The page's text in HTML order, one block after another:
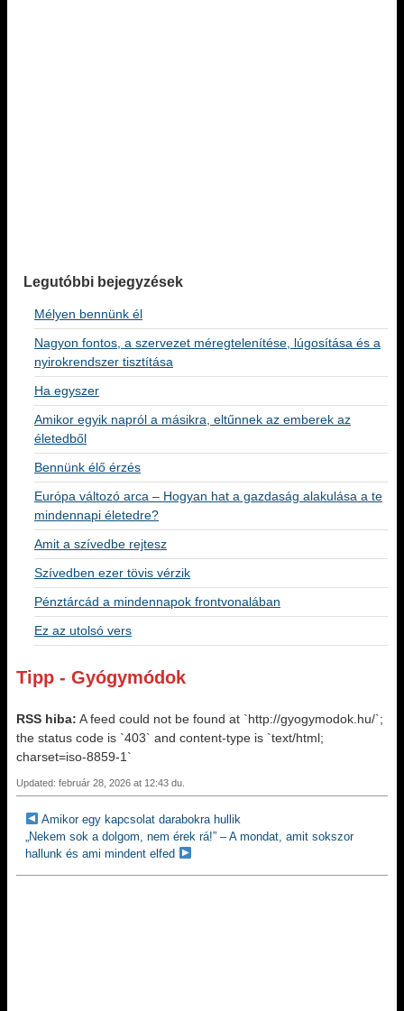
Legutóbbi bejegyzések
Mélyen bennünk él
Nagyon fontos, a szervezet méregtelenítése, lúgosítása és a
nyirokrendszer tisztítása
Ha egyszer
Amikor egyik napról a másikra, eltűnnek az emberek az
életedből
Bennünk élő érzés
Európa változó arca – Hogyan hat a gazdaság alakulása a te
mindennapi életedre?
Amit a szívedbe rejtesz
Szívedben ezer tövis vérzik
Pénztárcád a mindennapok frontvonalában
Ez az utolsó vers
Tipp - Gyógymódok
RSS hiba: A feed could not be found at `http://gyogymodok.hu/`;
the status code is `403` and content-type is `text/html;
charset=iso-8859-1`
Updated: február 28, 2026 at 12:43 du.
Amikor egy kapcsolat darabokra hullik
„Nekem sok a dolgom, nem érek rá!” – A mondat, amit sokszor
hallunk és ami mindent elfed